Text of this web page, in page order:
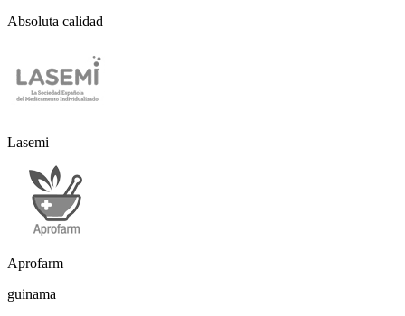
Absoluta calidad
Lasemi
Aprofarm
guinama